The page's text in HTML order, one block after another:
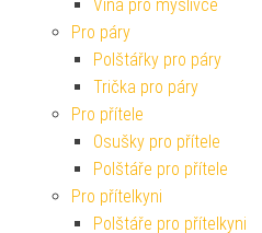
Vína pro myslivce
Pro páry
Polštářky pro páry
Trička pro páry
Pro přítele
Osušky pro přítele
Polštáře pro přítele
Pro přítelkyni
Polštáře pro přítelkyni